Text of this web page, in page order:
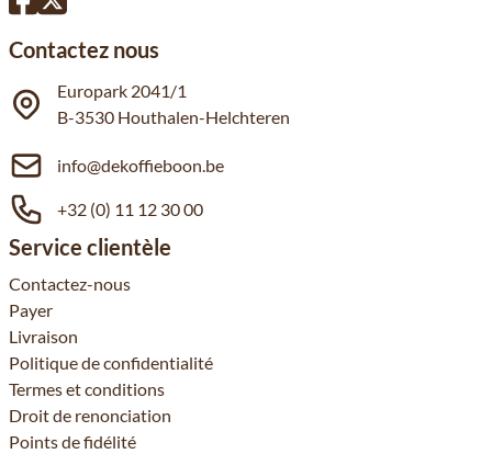
Contactez nous
Europark 2041/1
B-3530 Houthalen-Helchteren
info@dekoffieboon.be
+32 (0) 11 12 30 00
Service clientèle
Contactez-nous
Payer
Livraison
Politique de confidentialité
Termes et conditions
Droit de renonciation
Points de fidélité